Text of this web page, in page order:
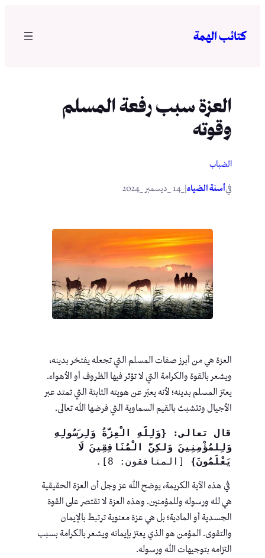
المحتوى
كتائب الهمة
العزة سبب رفعة المسلم
وقوته
الضباب
فيأسنة الضياء
العزة هي من أبرز صفات المسلم التي تجعله يفتخر بدينه،
ويشعر بالقوة والكرامة التي لا تؤثر فيها الظروف أو الأهواء.
يعتز المسلم بدينه؛ لأنه يعبّر عن هويته الثابتة التي تمتد عبر
الأجيال وتتشبث بالقيم السماوية التي فرضها الله تعالى.
يَعْلَمُونَ} [المنافقون: 8].
في هذه الآية الكريمة، يوضح الله عز وجل أن العزة الحقيقية
هي لله ورسوله وللمؤمنين. وهذه العزة لا تقتصر على القوة
الجسدية أو المادية؛ بل هي عزة معنوية ترتبط بالإيمان
والتقوى. المؤمن هو الذي يعتز بإيمانه ويشعر بالكرامة بسبب
التزامه بتوجيهات الله ورسوله.